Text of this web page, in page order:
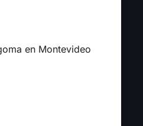
en Montevideo